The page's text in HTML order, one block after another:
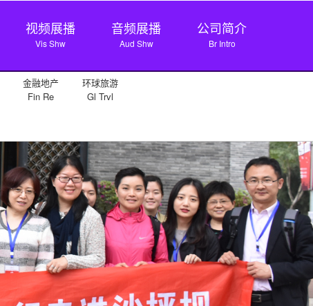
视频展播
Vis Shw
音频展播
Aud Shw
公司简介
Br Intro
金融地产
Fin Re
环球旅游
Gl Trvl